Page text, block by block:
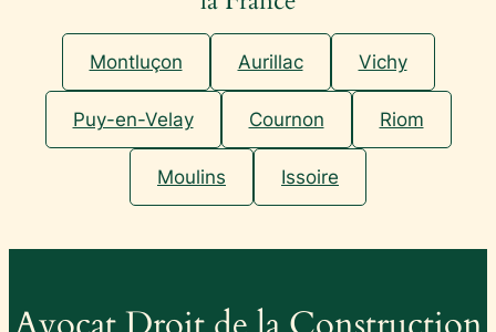
Montluçon Aurillac Vichy
Puy-en-Velay Cournon Riom
Moulins Issoire